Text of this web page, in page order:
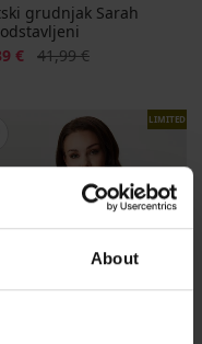
About
grudnjak Sarah
€ Prvobitna cijena
41,99 €
LIMITED